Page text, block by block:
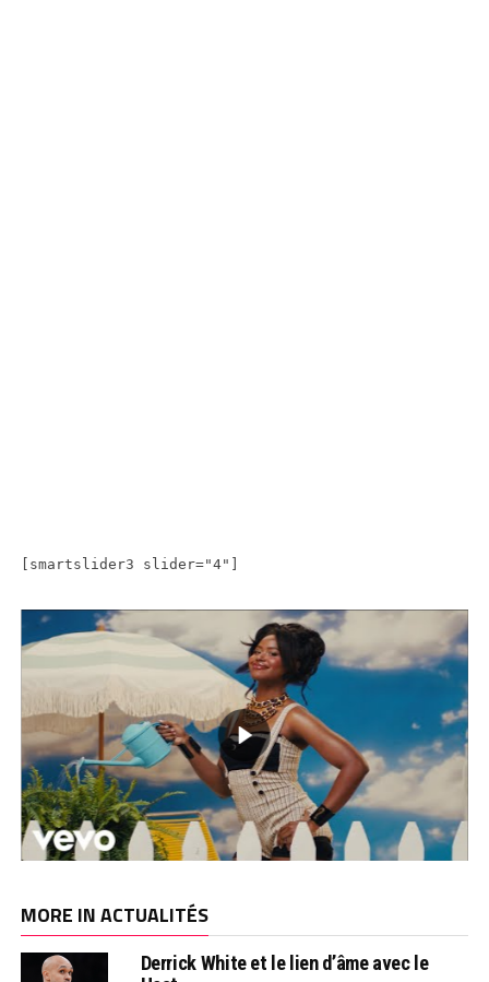
[smartslider3 slider="4"]
MORE IN ACTUALITÉS
Derrick White et le lien d’âme avec le